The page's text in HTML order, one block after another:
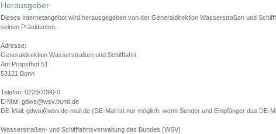
Herausgeber
Dieses Internetangebot wird herausgegeben von der Generaldirektion Wasserstraßen und
seinen Präsidenten.
Adresse:
Generaldirektion Wasserstraßen und Schifffahrt
Am Propsthof 51
53121 Bonn
Telefon: 0228/7090-0
E-Mail: gdws@wsv.bund.de
DE-Mail: gdws@wsv.de-mail.de (DE-Mail ist nur möglich, wenn Sender und Empfänger das DE-
Wasserstraßen- und Schifffahrtsverwaltung des Bundes (WSV)